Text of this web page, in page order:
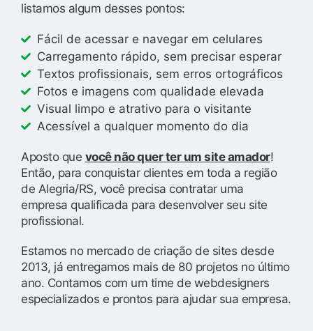
listamos algum desses pontos:
Fácil de acessar e navegar em celulares
Carregamento rápido, sem precisar esperar
Textos profissionais, sem erros ortográficos
Fotos e imagens com qualidade elevada
Visual limpo e atrativo para o visitante
Acessível a qualquer momento do dia
Aposto que você não quer ter um site amador!
Então, para conquistar clientes em toda a região
de Alegria/RS, você precisa contratar uma
empresa qualificada para desenvolver seu site
profissional.
Estamos no mercado de criação de sites desde
2013, já entregamos mais de 80 projetos no último
ano. Contamos com um time de webdesigners
especializados e prontos para ajudar sua empresa.